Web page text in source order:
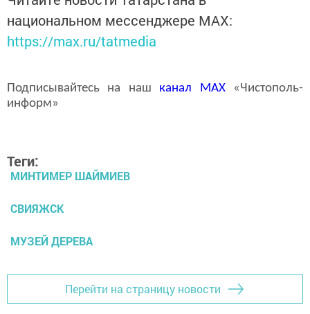
национальном мессенджере MАХ:
https://max.ru/tatmedia
Подписывайтесь на наш канал MAX«Чистополь-
информ»
Теги:
МИНТИМЕР ШАЙМИЕВ
СВИЯЖСК
МУЗЕЙ ДЕРЕВА
Перейти на страницу новости